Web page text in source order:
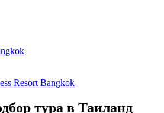
Resort Bangkok
тура в Таиланд